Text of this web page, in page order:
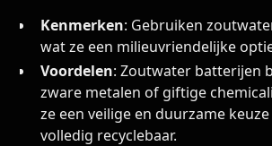
Kenmerken: Gebruiken
wat ze een milieuvriendelijke
Voordelen: Zoutwater batterijen
zware metalen of giftige
ze een veilige en duurzame
volledig recyclebaar.